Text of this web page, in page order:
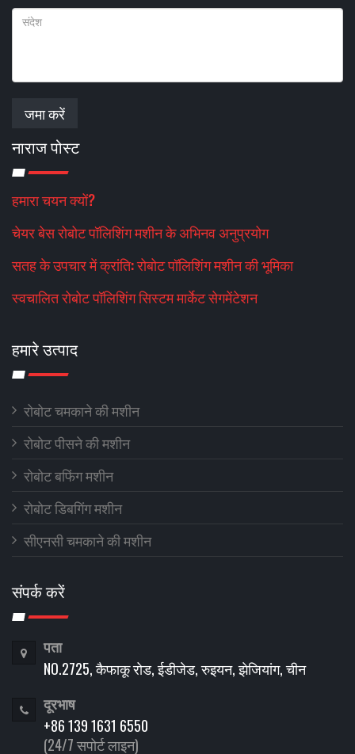
जमा करें
नाराज पोस्ट
हमारा चयन क्यों?
चेयर बेस रोबोट पॉलिशिंग मशीन के अभिनव अनुप्रयोग
सतह के उपचार में क्रांति: रोबोट पॉलिशिंग मशीन की भूमिका
स्वचालित रोबोट पॉलिशिंग सिस्टम मार्केट सेगमेंटेशन
हमारे उत्पाद
रोबोट चमकाने की मशीन
रोबोट पीसने की मशीन
रोबोट बफिंग मशीन
रोबोट डिबगिंग मशीन
सीएनसी चमकाने की मशीन
संपर्क करें
पता
NO.2725, कैफाकू रोड, ईडीजेड, रुइयन, झेजियांग, चीन
दूरभाष
+86 139 1631 6550
(24/7 सपोर्ट लाइन)